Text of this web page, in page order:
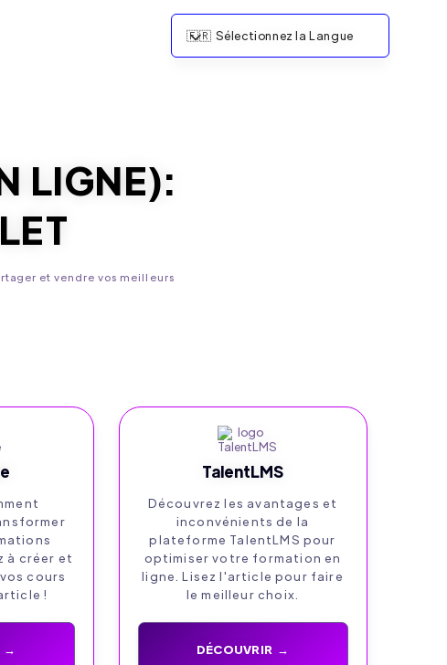
🇫🇷 Sélectionnez la Langue
LIGNE):
et vendre vos meilleurs
à créer et
cours
!
→
TalentLMS
Découvrez les avantages et
inconvénients de la
plateforme TalentLMS pour
optimiser votre formation en
ligne. Lisez l'article pour faire
le meilleur choix.
DÉCOUVRIR →